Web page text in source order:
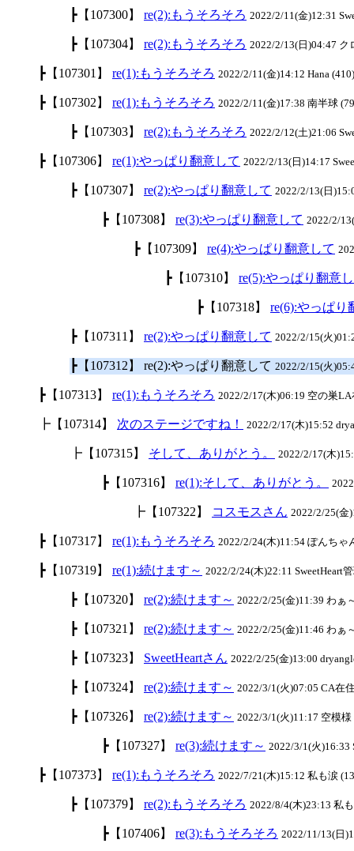
┣【107300】 re(2):もうそろそろ 2022/2/11(金)12:31
┣【107304】 re(2):もうそろそろ 2022/2/13(日)04:47 ク
┣【107301】 re(1):もうそろそろ 2022/2/11(金)14:12 Hana (410)
┣【107302】 re(1):もうそろそろ 2022/2/11(金)17:38 南半球
┣【107303】 re(2):もうそろそろ 2022/2/12(土)21:06
┣【107306】 re(1):やっぱり翻意して 2022/2/13(日)14:17
┣【107307】 re(2):やっぱり翻意して 2022/2/13(日
┣【107308】 re(3):やっぱり翻意して 2022/2/
┣【107309】 re(4):やっぱり翻意して
┣【107310】 re(5):やっぱり翻意
┣【107318】 re(6):やっぱり
┣【107311】 re(2):やっぱり翻意して 2022/2/15(火
┣【107312】 re(2):やっぱり翻意して 2022/2/15(火
┣【107313】 re(1):もうそろそろ 2022/2/17(木)06:19 空の巣LA
┣【107314】 次のステージですね！ 2022/2/17(木)15:52
┣【107315】 そして、ありがとう。 2022/2/17(木
┣【107316】 re(1):そして、ありがとう。
┣【107322】 コスモスさん 2022/2/25(金
┣【107317】 re(1):もうそろそろ 2022/2/24(木)11:54 ぽんちゃ
┣【107319】 re(1):続けます～ 2022/2/24(木)22:11 SweetHeart
┣【107320】 re(2):続けます～ 2022/2/25(金)11:39 わぁ
┣【107321】 re(2):続けます～ 2022/2/25(金)11:46 わぁ
┣【107323】 SweetHeartさん 2022/2/25(金)13:00
┣【107324】 re(2):続けます～ 2022/3/1(火)07:05 CA在
┣【107326】 re(2):続けます～ 2022/3/1(火)11:17 空模様
┣【107327】 re(3):続けます～ 2022/3/1(火)16:33
┣【107373】 re(1):もうそろそろ 2022/7/21(木)15:12 私も涙
┣【107379】 re(2):もうそろそろ 2022/8/4(木)23:13 私
┣【107406】 re(3):もうそろそろ 2022/11/13(日